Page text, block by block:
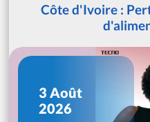
Côte d'Ivoire :
3 Août
2026